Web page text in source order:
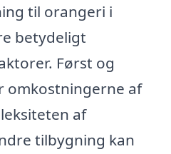
til orangeri i
betydeligt
Først og
af
af
tilbygning kan